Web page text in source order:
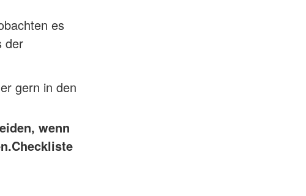
es
der
gern in den
wenn
Checkliste